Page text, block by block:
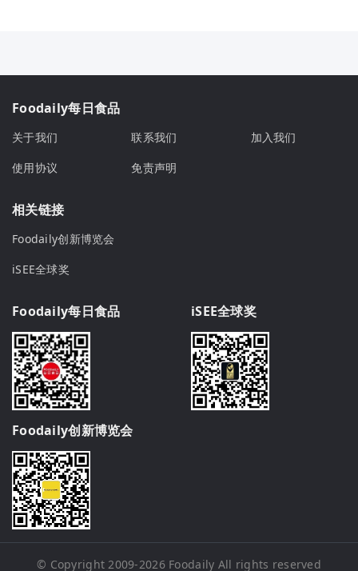
Foodaily每日食品
关于我们 联系我们
加入我们
使用协议
免责声明
相关链接
Foodaily创新博览会
iSEE全球奖
Foodaily每日食品 iSEE全球奖
Foodaily创新博览会
© Copyright 2009-2026 Foodaily All rights reserved